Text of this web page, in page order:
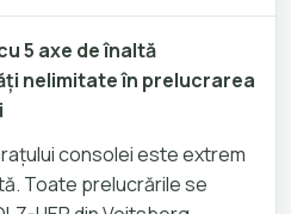
5 axe de înaltă
nelimitate în prelucrarea
consolei este extrem
Toate prelucrările se